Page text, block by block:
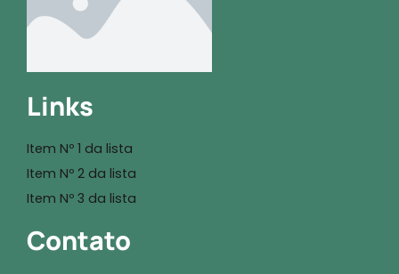
Links
Item Nº 1 da lista
Item Nº 2 da lista
Item Nº 3 da lista
Contato